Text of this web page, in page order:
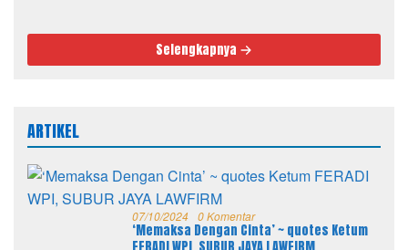
Selengkapnya
ARTIKEL
07/10/2024 0 Komentar
‘Memaksa Dengan Cinta’ ~ quotes Ketum